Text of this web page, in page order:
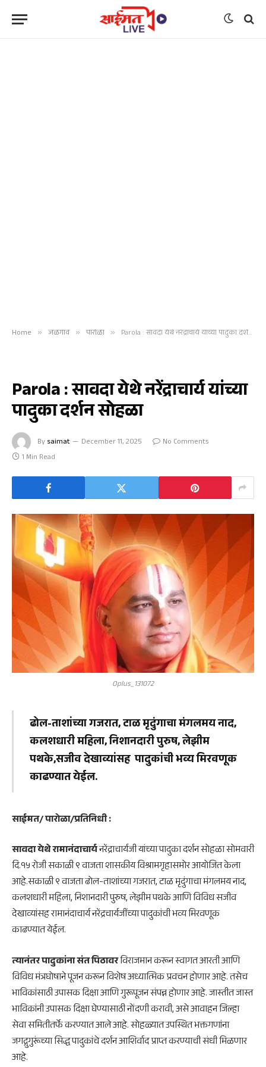
Home » जळगाव » पारोळा » Parola : सावदा येथे नरेंद्राचार्य यांच्या पादुका दर्शन सोहळा
Parola : सावदा येथे नरेंद्राचार्य यांच्या
पादुका दर्शन सोहळा
By saimat December 11, 2025
No Comments
1 Min Read
Oplus_131072
ढोल-ताशांच्या गजरात, टाळ मृदुंगाचा मंगलमय नाद,
कलशधारी महिला, निशानदारी पुरुष, लेझीम
पथके,सजीव देखाव्यांसह पादुकांची भव्य मिरवणूक
काढण्यात येईल.
साईमत/ पारोळा/प्रतिनिधी :
सावदा येथे रामानंदाचार्यनरेंद्राचार्यजी यांच्या पादुका दर्शन सोहळा सोमवारी
दि.१५ रोजी सकाळी ९ वाजता शासकीय विश्रामगृहासमोर आयोजित केला
आहे.सकाळी ९ वाजता ढोल-ताशांच्या गजरात, टाळ मृदुंगाचा मंगलमय नाद,
कलशधारी महिला, निशानदारी पुरुष, लेझीम पथके आणि विविध सजीव
देखाव्यांसह रामानंदाचार्य नरेंद्रचार्यजींच्या पादुकांची भव्य मिरवणूक
काढण्यात येईल.
त्यानंतर पादुकांना संत पिठावरविराजमान करून स्वागत आरती आणि
विविध मंत्रघोषाने पूजन करून विशेष अध्यात्मिक प्रवचन होणार आहे. तसेच
भाविकांसाठी उपासक दिक्षा आणि गुरूपूजन संपन्न होणार आहे. जास्तीत जास्त
भाविकांनी उपासक दिक्षा घेण्यासाठी नोंदणी करावी, असे आवाहन जिल्हा
सेवा समितीतर्फे करण्यात आले आहे. सोहळ्यात उपस्थित भक्तगणांना
जगद्गुगुरूंच्या सिद्ध पादुकांचे दर्शन आशिर्वाद प्राप्त करण्याची संधी मिळणार
आहे.